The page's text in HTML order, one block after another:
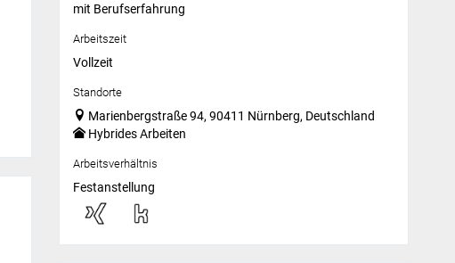
mit Berufserfahrung
Arbeitszeit
Vollzeit
Standorte
Marienbergstraße 94, 90411 Nürnberg, Deutschland
Hybrides Arbeiten
Arbeitsverhältnis
Festanstellung